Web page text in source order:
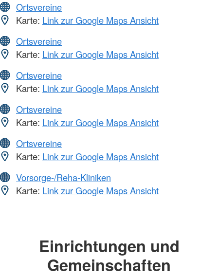
Ortsvereine
Karte: Link zur Google Maps Ansicht
Ortsvereine
Karte: Link zur Google Maps Ansicht
Ortsvereine
Karte: Link zur Google Maps Ansicht
Ortsvereine
Karte: Link zur Google Maps Ansicht
Ortsvereine
Karte: Link zur Google Maps Ansicht
Vorsorge-/Reha-Kliniken
Karte: Link zur Google Maps Ansicht
Einrichtungen und
Gemeinschaften